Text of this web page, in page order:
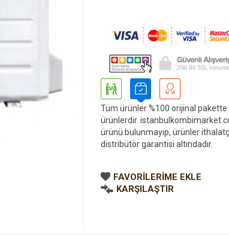
Tüm ürünler %100 orijinal pakette
ürünlerdir.
ürünü bulunmayıp, ürünler
distribütör garantisi altındadır.
FAVORILERIME EKLE
KARŞILAŞTIR